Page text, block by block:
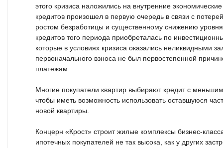
этого кризиса наложились на внутренние
кредитов произошел в первую очередь в связи с
ростом безработицы и существенному снижению
кредитов того периода приобреталась по
которые в условиях кризиса оказались неликвидными
первоначального взноса не был первостепенной
платежам.
Многие покупатели квартир выбирают кредит с
чтобы иметь возможность использовать оставшуюся
новой квартиры.
Концерн «Крост» строит жилые комплексы бизнес-
ипотечных покупателей не так высока, как у других